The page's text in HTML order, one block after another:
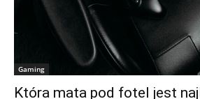
Gaming
Która mata pod fotel jest